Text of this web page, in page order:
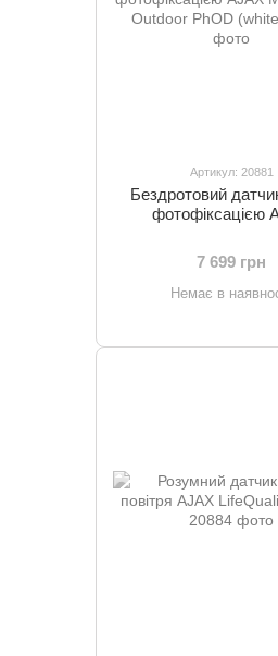
Артикул: 20881
Бездротовий
фотофіксацією
(white)
7 699 грн
Немає в